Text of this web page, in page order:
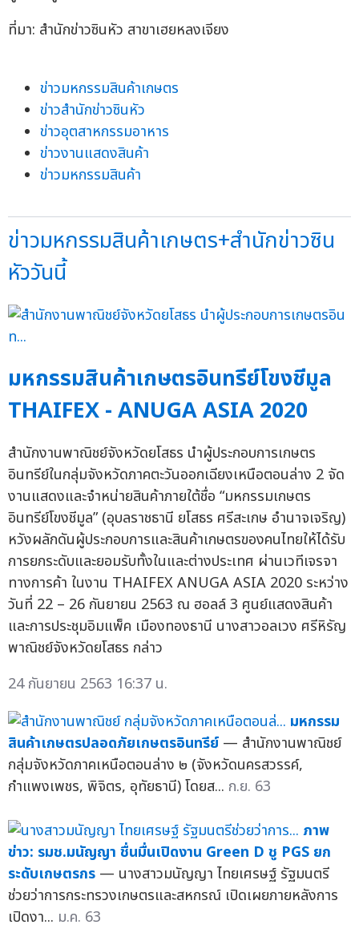
ที่มา: สำนักข่าวซินหัว สาขาเฮยหลงเจียง
ข่าวมหกรรมสินค้าเกษตร
ข่าวสำนักข่าวซินหัว
ข่าวอุตสาหกรรมอาหาร
ข่าวงานแสดงสินค้า
ข่าวมหกรรมสินค้า
ข่าวมหกรรมสินค้าเกษตร+สำนักข่าวซิน
หัววันนี้
มหกรรมสินค้าเกษตรอินทรีย์โขงชีมูล
THAIFEX - ANUGA ASIA 2020
สำนักงานพาณิชย์จังหวัดยโสธร นำผู้ประกอบการเกษตร
อินทรีย์ในกลุ่มจังหวัดภาคตะวันออกเฉียงเหนือตอนล่าง 2 จัด
งานแสดงและจำหน่ายสินค้าภายใต้ชื่อ “มหกรรมเกษตร
อินทรีย์โขงชีมูล” (อุบลราชธานี ยโสธร ศรีสะเกษ อำนาจเจริญ)
หวังผลักดันผู้ประกอบการและสินค้าเกษตรของคนไทยให้ได้รับ
การยกระดับและยอมรับทั้งในและต่างประเทศ ผ่านเวทีเจรจา
ทางการค้า ในงาน THAIFEX ANUGA ASIA 2020 ระหว่าง
วันที่ 22 – 26 กันยายน 2563 ณ ฮอลล์ 3 ศูนย์แสดงสินค้า
และการประชุมอิมแพ็ค เมืองทองธานี นางสาวอลเวง ศรีหิรัญ
พาณิชย์จังหวัดยโสธร กล่าว
24 กันยายน 2563 16:37 น.
มหกรรม
สินค้าเกษตรปลอดภัยเกษตรอินทรีย์ — สำนักงานพาณิชย์
กลุ่มจังหวัดภาคเหนือตอนล่าง ๒ (จังหวัดนครสวรรค์,
กำแพงเพชร, พิจิตร, อุทัยธานี) โดยส... ก.ย. 63
ภาพ
ข่าว: รมช.มนัญญา ชื่นมื่นเปิดงาน Green D ชู PGS ยก
ระดับเกษตรกร — นางสาวมนัญญา ไทยเศรษฐ์ รัฐมนตรี
ช่วยว่าการกระทรวงเกษตรและสหกรณ์ เปิดเผยภายหลังการ
เปิดงา... ม.ค. 63